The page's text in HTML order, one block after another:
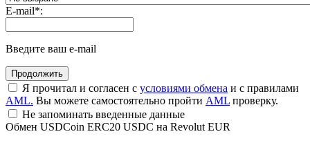
E-mail*:
Введите ваш e-mail
Я прочитал и согласен с условиями обмена и с правилами
AML. Вы можете самостоятельно пройти AML проверку.
Не запоминать введенные данные
Обмен USDCoin ERC20 USDC на Revolut EUR